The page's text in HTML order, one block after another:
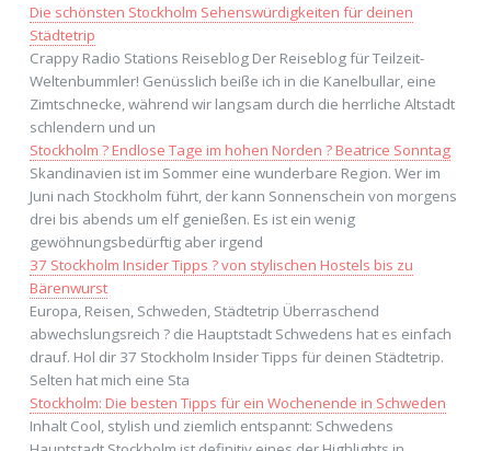
Die schönsten Stockholm Sehenswürdigkeiten für deinen
Städtetrip
Crappy Radio Stations Reiseblog Der Reiseblog für Teilzeit-
Weltenbummler! Genüsslich beiße ich in die Kanelbullar, eine
Zimtschnecke, während wir langsam durch die herrliche Altstadt
schlendern und un
Stockholm ? Endlose Tage im hohen Norden ? Beatrice Sonntag
Skandinavien ist im Sommer eine wunderbare Region. Wer im
Juni nach Stockholm führt, der kann Sonnenschein von morgens
drei bis abends um elf genießen. Es ist ein wenig
gewöhnungsbedürftig aber irgend
37 Stockholm Insider Tipps ? von stylischen Hostels bis zu
Bärenwurst
Europa, Reisen, Schweden, Städtetrip Überraschend
abwechslungsreich ? die Hauptstadt Schwedens hat es einfach
drauf. Hol dir 37 Stockholm Insider Tipps für deinen Städtetrip.
Selten hat mich eine Sta
Stockholm: Die besten Tipps für ein Wochenende in Schweden
Inhalt Cool, stylish und ziemlich entspannt: Schwedens